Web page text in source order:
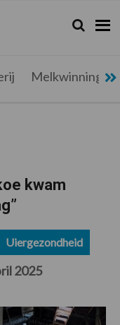
Zoeken...
Zoek
Melkwinning
kwam
Uiergezondheid
2025